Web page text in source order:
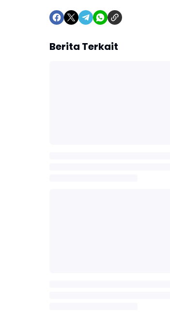
Berita Terkait